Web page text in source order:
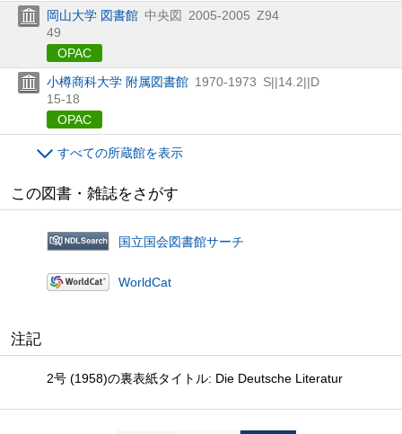
岡山大学 図書館 中央図 2005-2005 Z94
49
OPAC
小樽商科大学 附属図書館 1970-1973 S||14.2||D
15-18
OPAC
すべての所蔵館を表示
この図書・雑誌をさがす
国立国会図書館サーチ
WorldCat
注記
2号 (1958)の裏表紙タイトル: Die Deutsche Literatur